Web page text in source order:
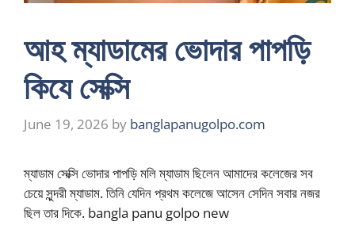
আহ ম্যাডামের ভোদার পাপড়ি
কিযে সেক্সি
June 19, 2026 by banglapanugolpo.com
ম্যাডাম সেক্সি ভোদার পাপড়ি মলি ম্যাডাম ছিলেন আমাদের কলেজের সব
চেয়ে সুন্দরী ম্যাডাম. তিনি যেদিন প্রথম কলেজে আসেন সেদিন সবার নজর
ছিল তার দিকে. bangla panu golpo new